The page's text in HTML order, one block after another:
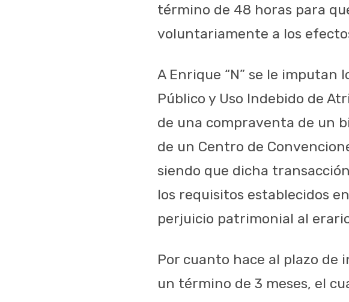
término de 48 horas para
voluntariamente a los
A Enrique “N” se le imputan
Público y Uso Indebido de
de una compraventa de un
de un Centro de
siendo que dicha
los requisitos establecidos
perjuicio patrimonial al
Por cuanto hace al plazo de
un término de 3 meses, el